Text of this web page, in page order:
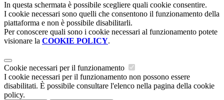
In questa schermata è possibile scegliere quali cookie consentire.
I cookie necessari sono quelli che consentono il funzionamento della
piattaforma e non è possibile disabilitarli.
Per conoscere quali sono i cookie necessari al funzionamento potete
visionare la COOKIE POLICY.
Cookie necessari per il funzionamento
I cookie necessari per il funzionamento non possono essere
disabilitati. È possibile consultare l'elenco nella pagina della cookie
policy.